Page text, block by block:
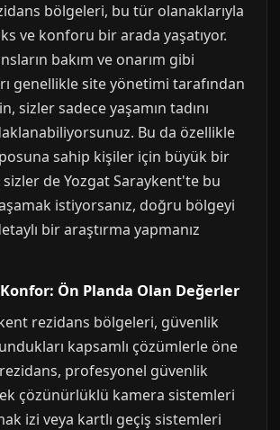
bölgeleri, bu tür olanaklarıyla
ve konforu bir arada yaşatıyor.
bakım ve onarım gibi
genellikle site yönetimi tarafından
sizler sadece yaşamın tadını
Bu da özellikle
sahip kişiler için büyük bir
sizler de Yozgat Saraykent'te bu
istiyorsanız, doğru bölgeyi
bir araştırma yapmanız
Ön Planda Olan Değerler
rezidans bölgeleri, güvenlik
kapsamlı çözümlerle öne
rezidans, profesyonel güvenlik
çözünürlüklü kamera sistemleri
izi veya kartlı geçiş sistemleri